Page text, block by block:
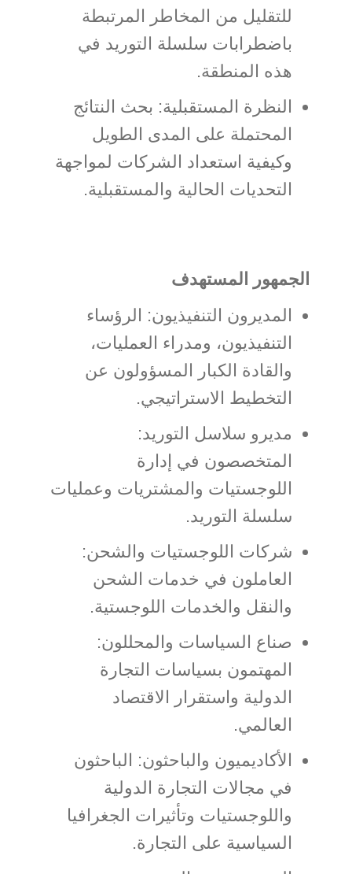
للتقليل من المخاطر المرتبطة
باضطرابات سلسلة التوريد في
هذه المنطقة.
النظرة المستقبلية: بحث النتائج
المحتملة على المدى الطويل
وكيفية استعداد الشركات لمواجهة
التحديات الحالية والمستقبلية.
الجمهور المستهدف
المديرون التنفيذيون: الرؤساء
التنفيذيون، ومدراء العمليات،
والقادة الكبار المسؤولون عن
التخطيط الاستراتيجي.
مديرو سلاسل التوريد:
المتخصصون في إدارة
اللوجستيات والمشتريات وعمليات
سلسلة التوريد.
شركات اللوجستيات والشحن:
العاملون في خدمات الشحن
والنقل والخدمات اللوجستية.
صناع السياسات والمحللون:
المهتمون بسياسات التجارة
الدولية واستقرار الاقتصاد
العالمي.
الأكاديميون والباحثون: الباحثون
في مجالات التجارة الدولية
واللوجستيات وتأثيرات الجغرافيا
السياسية على التجارة.